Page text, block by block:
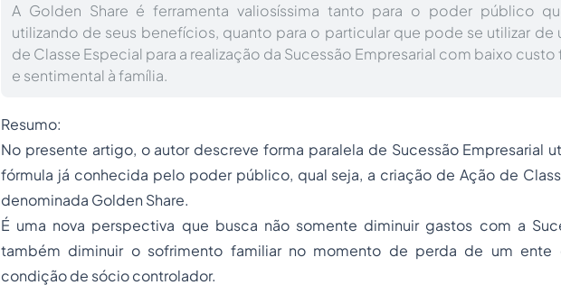
A Golden Share é ferramenta valiosíssima tanto para o poder público
utilizando de seus benefícios, quanto para o particular que pode se utilizar de
de Classe Especial para a realização da Sucessão Empresarial com baixo custo
e sentimental à família.
Resumo:
No presente artigo, o autor descreve forma paralela de Sucessão Empresarial
fórmula já conhecida pelo poder público, qual seja, a criação de Ação de
denominada Golden Share.
É uma nova perspectiva que busca não somente diminuir gastos com a
também diminuir o sofrimento familiar no momento de perda de um ente
condição de sócio controlador.